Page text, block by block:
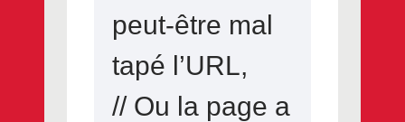
peut-être mal
tapé l’URL,
// Ou la page a